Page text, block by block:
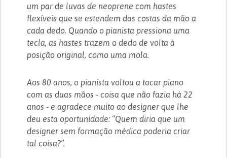
um par de luvas de neoprene com hastes
flexíveis que se estendem das costas da mão a
cada dedo. Quando o pianista pressiona uma
tecla, as hastes trazem o dedo de volta à
posição original, como uma mola.
Aos 80 anos, o pianista voltou a tocar piano
com as duas mãos - coisa que não fazia há 22
anos - e agradece muito ao designer que lhe
deu esta oportunidade: “Quem diria que um
designer sem formação médica poderia criar
tal coisa?”.